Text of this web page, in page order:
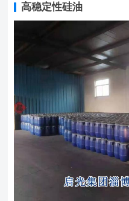
高稳定性硅油